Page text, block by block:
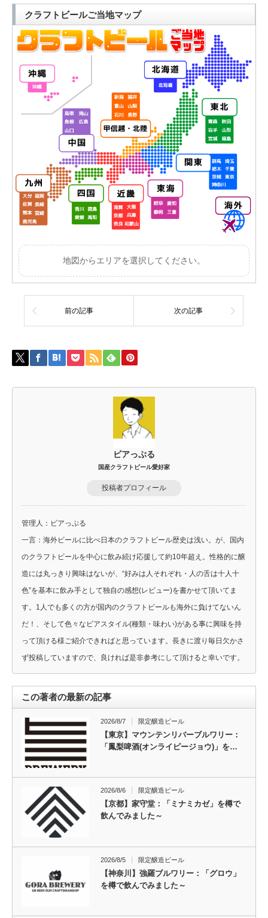
クラフトビールご当地マップ
地図からエリアを選択してください。
前の記事 次の記事
ビアっぷる
国産クラフトビール愛好家
投稿者プロフィール
管理人：ビアっぷる
一言：海外ビールに比べ日本のクラフトビール歴史は浅い。が、国内
のクラフトビールを中心に飲み続け応援して約10年超え。性格的に醸
造には丸っきり興味はないが、“好みは人それぞれ・人の舌は十人十
色”を基本に飲み手として独自の感想(レビュー)を書かせて頂いてま
す。1人でも多くの方が国内のクラフトビールも海外に負けてないん
だ！、そして色々なビアスタイル(種類・味わい)がある事に興味を持
って頂ける様ご紹介できればと思っています。長きに渡り毎日欠かさ
ず投稿していますので、良ければ是非参考にして頂けると幸いです。
この著者の最新の記事
2026/8/7 限定醸造ビール
【東京】マウンテンリバーブルワリー：
「鳳梨啤酒(オンライピージョウ)」を…
2026/8/6 限定醸造ビール
【京都】家守堂：「ミナミカゼ」を樽で
飲んでみました～
2026/8/5 限定醸造ビール
【神奈川】強羅ブルワリー：「グロウ」
を樽で飲んでみました～